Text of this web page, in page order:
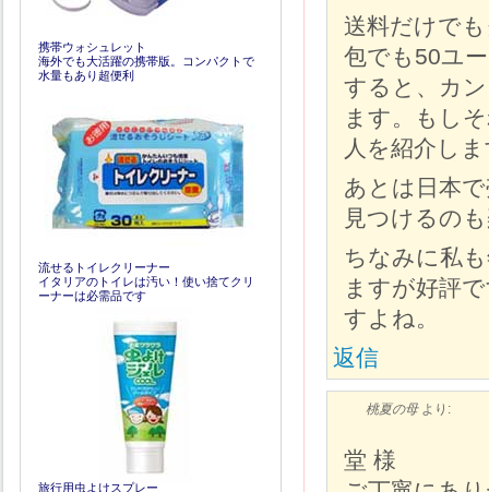
送料だけで
包でも50ユ
すると、カ
ます。もし
人を紹介し
あとは日本
見つけるの
ちなみに私
ますが好評
すよね。
返信
桃夏の母 より:
堂 様
携帯ウォシュレット
海外でも大活躍の携帯版。コンパクトで
水量もあり超便利
流せるトイレクリーナー
イタリアのトイレは汚い！使い捨てクリ
ーナーは必需品です
旅行用虫よけスプレー